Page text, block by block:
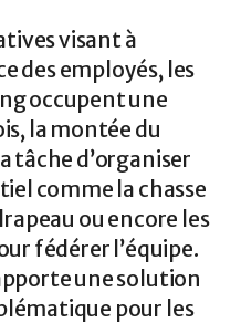
visant à
des employés, les
occupent une
la montée du
tâche d’organiser
comme la chasse
ou encore les
fédérer l’équipe.
une solution
pour les